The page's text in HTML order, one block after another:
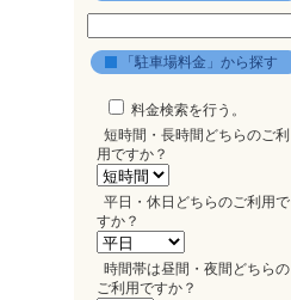
「駐車場料金」から探す
料金検索を行う。
短時間・長時間どちらのご利
用ですか？
平日・休日どちらのご利用で
すか？
時間帯は昼間・夜間どちらの
ご利用ですか？